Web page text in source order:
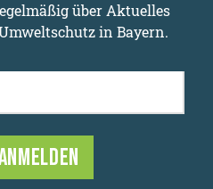
über Aktuelles
in Bayern.
Ihre E-Mail-Adresse